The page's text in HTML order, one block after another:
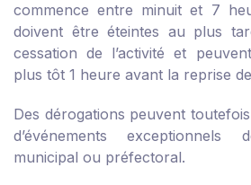
commence entre minuit et 7
doivent être éteintes au plus
cessation de l’activité et
plus tôt 1 heure avant la reprise
Des dérogations peuvent
d’événements
municipal ou préfectoral.